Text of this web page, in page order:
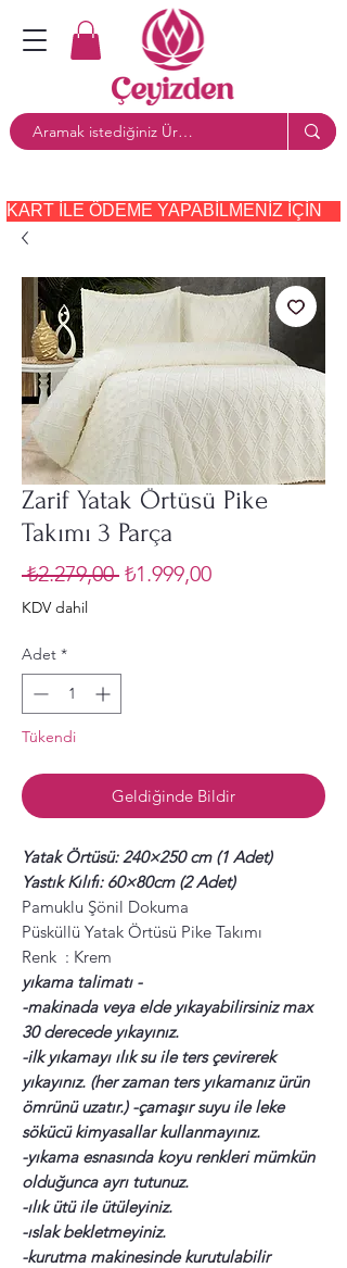
KART ILE ÖDEME YAPABILMENIZ IÇIN
Zarif Yatak Örtüsü Pike
Takımı 3 Parça
₺2.279,00 Normal
₺1.999,00İndirimli
KDV dahil
Adet *
Tükendi
Geldiğinde Bildir
Yatak Örtüsü: 240×250 cm (1 Adet)
Yastık Kılıfı: 60×80cm (2 Adet)
Pamuklu Şönil Dokuma
Püsküllü Yatak Örtüsü Pike Takımı
Renk : Krem
yıkama talimatı -
-makinada veya elde yıkayabilirsiniz max
30 derecede yıkayınız.
-ilk yıkamayı ılık su ile ters çevirerek
yıkayınız. (her zaman ters yıkamanız ürün
ömrünü uzatır.) -çamaşır suyu ile leke
sökücü kimyasallar kullanmayınız.
-yıkama esnasında koyu renkleri mümkün
olduğunca ayrı tutunuz.
-ılık ütü ile ütüleyiniz.
-ıslak bekletmeyiniz.
-kurutma makinesinde kurutulabilir